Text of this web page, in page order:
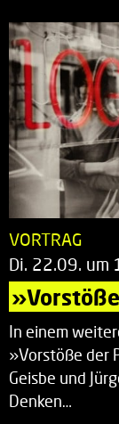
VORTRAG
Di. 22.09. um
In einem
»Vorstöße der
Geisbe und
Denken…